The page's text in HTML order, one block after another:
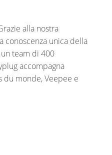
alla nostra
conoscenza unica della
team di 400
accompagna
du monde, Veepee e